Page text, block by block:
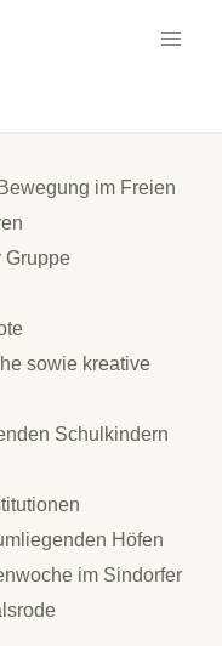
im Freien
Gruppe
sowie kreative
Schulkindern
Höfen
im Sindorfer